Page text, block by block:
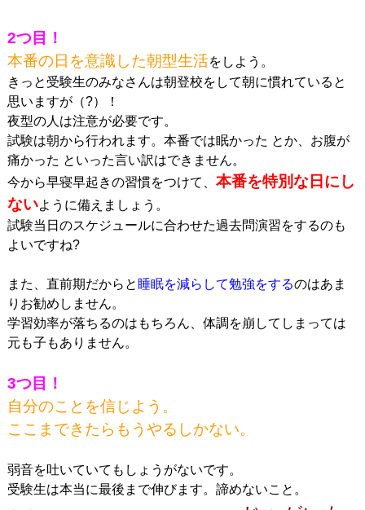
2つ目！
本番の日を意識した朝型生活をしよう。
きっと受験生のみなさんは朝登校をして朝に慣れていると
思いますが（?）！
夜型の人は注意が必要です。
試験は朝から行われます。本番では眠かった とか、お腹が
痛かった といった言い訳はできません。
今から早寝早起きの習慣をつけて、 本番を特別な日にし
ないように備えましょう。
試験当日のスケジュールに合わせた過去問演習をするのも
よいですね?
また、直前期だからと 睡眠を減らして勉強をするのはあま
りお勧めしません。
学習効率が落ちるのはもちろん、体調を崩してしまっては
元も子もありません。
3つ目！
自分のことを信じよう。
ここまできたらもうやるしかない。
弱音を吐いていてもしょうがないです。
受験生は本当に最後まで伸びます。諦めないこと。